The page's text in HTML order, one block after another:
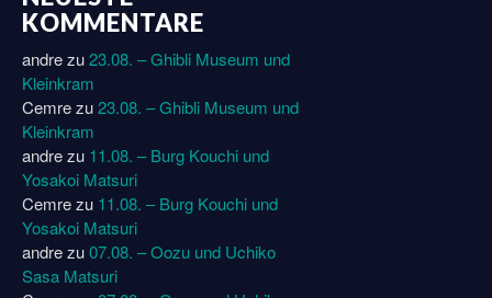
KOMMENTARE
andrezu23.08. – Ghibli Museum und
Kleinkram
Cemrezu23.08. – Ghibli Museum und
Kleinkram
andrezu 11.08. – Burg Kouchi und
Yosakoi Matsuri
Cemrezu 11.08. – Burg Kouchi und
Yosakoi Matsuri
andrezu07.08. – Oozu und Uchiko
Sasa Matsuri